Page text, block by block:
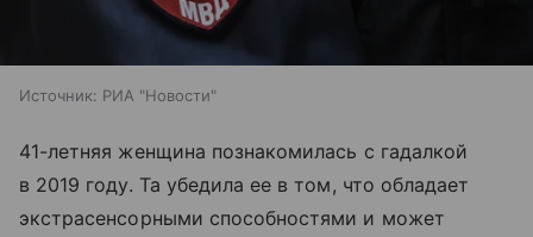
Источник: РИА "Новости"
41-летняя женщина познакомилась с гадалкой
в 2019 году. Та убедила ее в том, что обладает
экстрасенсорными способностями и может